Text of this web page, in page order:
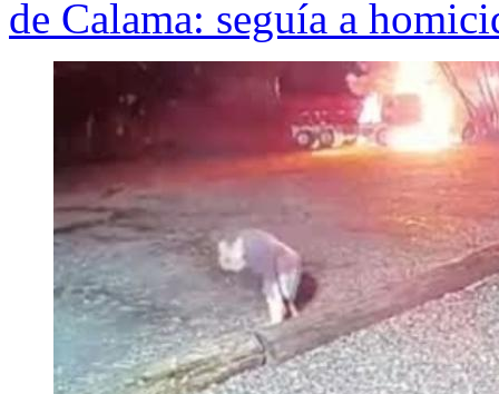
de Calama: seguía a